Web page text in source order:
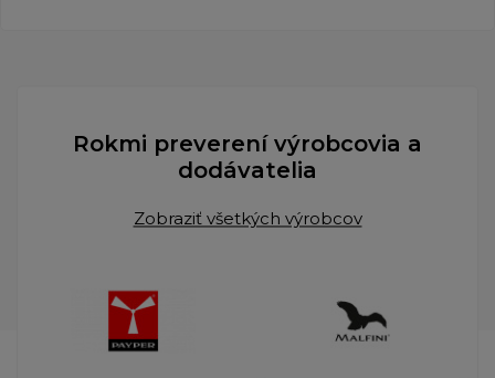
Rokmi preverení výrobcovia a
dodávatelia
Zobraziť všetkých výrobcov